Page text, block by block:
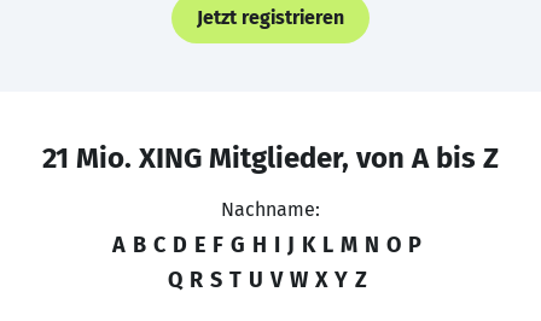
Jetzt registrieren
21 Mio. XING Mitglieder, von A bis Z
Nachname:
A B C D E F G H I J K L M N O P
Q R S T U V W X Y Z